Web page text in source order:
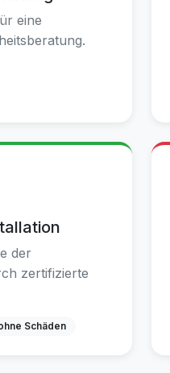
eine
der
zertifizierte
Schäden